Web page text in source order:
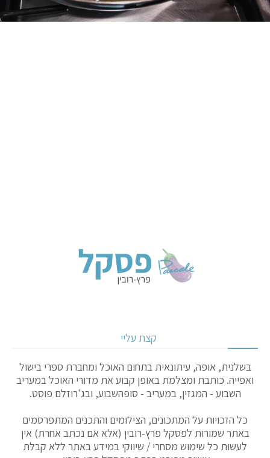
קצת עליי
בשלנית, אופה, עיתונאית בתחום האוכל ומחברת ספרי בישול
ואפייה. כותבת ומצלמת באופן קבוע את מדורי האוכל במעריב
השבוע - המגזין, במעריב - סופהשבוע, ובג'רוזלם פוסט.
כל הזכויות על המתכונים, הצילומים והתכנים המתפרסמים
באתר שמורות לפסקל פרץ-רובין (אלא אם נכתב אחרת) אין
לעשות כל שימוש מסחרי / שיווקי במידע באתר ללא קבלת